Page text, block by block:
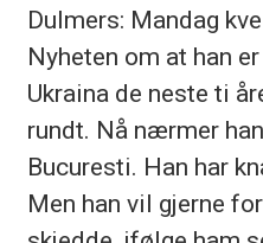
Dulmers: Mandag
Nyheten om at han er
Ukraina de neste ti
rundt. Nå nærmer
Bucuresti. Han har
Men han vil gjerne